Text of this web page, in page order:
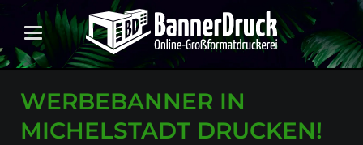
WERBEBANNER IN
MICHELSTADT DRUCKEN!